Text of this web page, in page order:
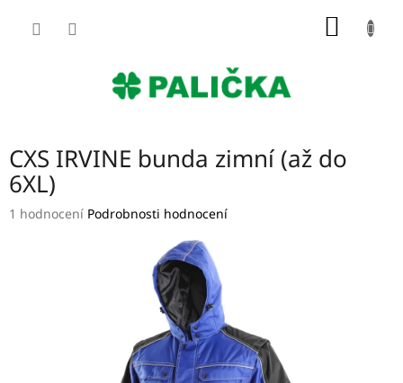
CXS IRVINE bunda zimní (až do
6XL)
Průměrné
1 hodnocení Podrobnosti hodnocení